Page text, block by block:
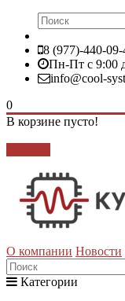
8 (977)-440-
Пн-Пт с 9:00
info@cool-
0
В корзине пусто!
О компании Новости
Категории